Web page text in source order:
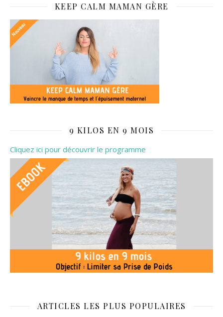
KEEP CALM MAMAN GÈRE
9 KILOS EN 9 MOIS
Cliquez ici pour découvrir le programme
ARTICLES LES PLUS POPULAIRES